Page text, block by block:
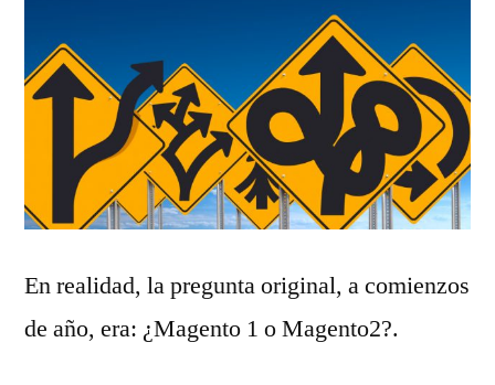
En realidad, la pregunta original, a comienzos
de año, era: ¿Magento 1 o Magento2?.